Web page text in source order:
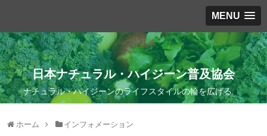
MENU
日本ナチュラル・ハイジーン普及協会
ナチュラル・ハイジーンのライフスタイルの輪を広げる
ホーム インフォメーション